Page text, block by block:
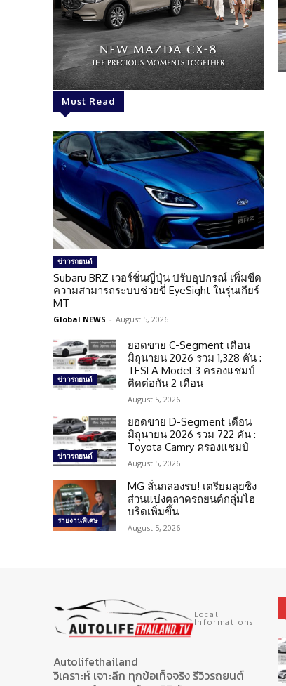
Must Read
ข่าวรถยนต์
Subaru BRZ เวอร์ชั่นญี่ปุ่น ปรับอุปกรณ์ เพิ่มขีด
ความสามารถระบบช่วยขี่ EyeSight ในรุ่นเกียร์
MT
Global NEWS - August 5, 2026
ข่าวรถยนต์
ยอดขาย C-Segment เดือน
มิถุนายน 2026 รวม 1,328 คัน :
TESLA Model 3 ครองแชมป์
ติดต่อกัน 2 เดือน
August 5, 2026
ข่าวรถยนต์
ยอดขาย D-Segment เดือน
มิถุนายน 2026 รวม 722 คัน :
Toyota Camry ครองแชมป์
August 5, 2026
รายงานพิเศษ
MG ลั่นกลองรบ! เตรียมลุยชิง
ส่วนแบ่งตลาดรถยนต์กลุ่มไฮ
บริดเพิ่มขึ้น
August 5, 2026
Local
Informations
Autolifethailand
วิเคราะห์ เจาะลึก ทุกข้อเท็จจริง รีวิวรถยนต์